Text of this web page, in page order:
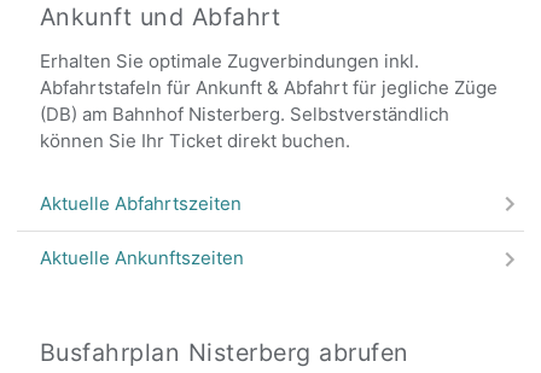
Ankunft und Abfahrt
Erhalten Sie optimale Zugverbindungen inkl.
Abfahrtstafeln für Ankunft & Abfahrt für jegliche Züge
(DB) am Bahnhof Nisterberg. Selbstverständlich
können Sie Ihr Ticket direkt buchen.
Aktuelle Abfahrtszeiten
Aktuelle Ankunftszeiten
Busfahrplan Nisterberg abrufen